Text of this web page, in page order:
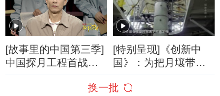
[故事里的中国第三季]
中国探月工程首战告
[特别呈现]《创新中
国》：为把月壤带回
装上大脑和眼睛
换一批